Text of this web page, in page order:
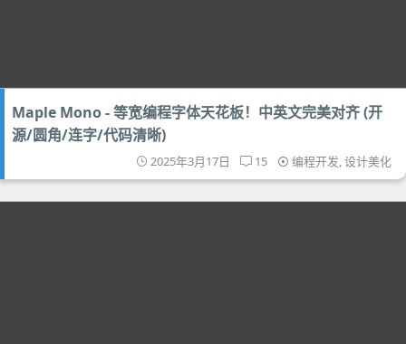
Maple Mono - 等宽编程字体天花板！中英文完美对齐 (开
源/圆角/连字/代码清晰)
2025年3月17日 15 编程开发,设计美化